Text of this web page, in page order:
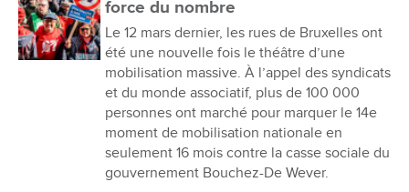
force du nombre
Le 12 mars dernier, les rues de Bruxelles ont
été une nouvelle fois le théâtre d’une
mobilisation massive. À l’appel des syndicats
et du monde associatif, plus de 100 000
personnes ont marché pour marquer le 14e
moment de mobilisation nationale en
seulement 16 mois contre la casse sociale du
gouvernement Bouchez-De Wever.